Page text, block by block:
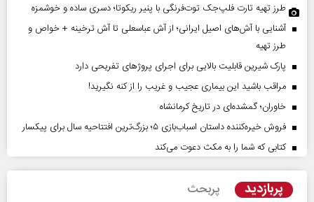
طرز تهیه تارت فلپ‌جک توت‌فرنگی با پنیر ریکوتا؛ دسری ساده و خوشمزه
آشنایی با آش‌های اصیل ایرانی؛ از آش عباسعلی تا آش ترخینه + خواص و
طرز تهیه
پارک شیرین قابلیت‌ بالایی برای اجرای پروژهای تفریحی دارد
مراقب باشید این بیماری عجیب و غریب را از کنه نگیرید!
خاوران؛ گمشده‌ای در تاریخ کرمانشاه
فروش خیره‌کننده داستان اسباب‌بازی ۵؛ بزرگ‌ترین افتتاحیه سال برای پیکسار
کتابی که شما را به مکث دعوت می‌کند
پربازدید پربحث